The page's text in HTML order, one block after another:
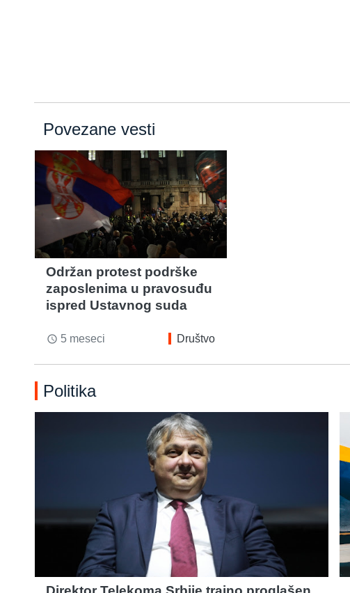
Povezane vesti
Održan protest podrške
zaposlenima u pravosuđu
ispred Ustavnog suda
access_time 5 meseci Društvo
Politika